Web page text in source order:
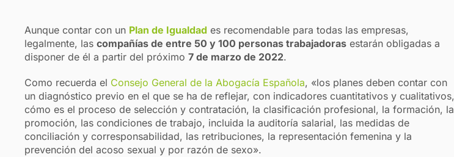
Aunque contar con un Plan de Igualdad es recomendable para todas las empresas,
legalmente, las compañías de entre 50 y 100 personas trabajadoras estarán obligadas a
disponer de él a partir del próximo 7 de marzo de 2022.
Como recuerda el Consejo General de la Abogacía Española, «los planes deben contar con
un diagnóstico previo en el que se ha de reflejar, con indicadores cuantitativos y cualitativos,
cómo es el proceso de selección y contratación, la clasificación profesional, la formación, la
promoción, las condiciones de trabajo, incluida la auditoría salarial, las medidas de
conciliación y corresponsabilidad, las retribuciones, la representación femenina y la
prevención del acoso sexual y por razón de sexo».